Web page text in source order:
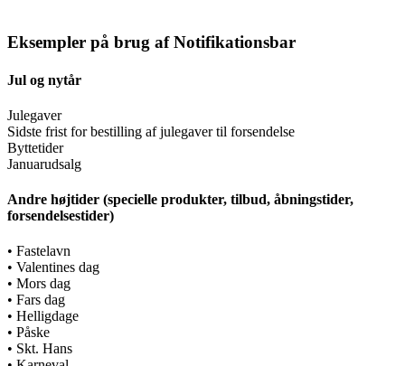
Eksempler på brug af Notifikationsbar
Jul og nytår
Julegaver
Sidste frist for bestilling af julegaver til forsendelse
Byttetider
Januarudsalg
Andre højtider (specielle produkter, tilbud, åbningstider,
forsendelsestider)
• Fastelavn
• Valentines dag
• Mors dag
• Fars dag
• Helligdage
• Påske
• Skt. Hans